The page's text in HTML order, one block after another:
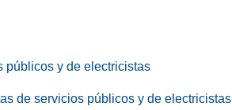
públicos y de electricistas
de servicios públicos y de electricistas